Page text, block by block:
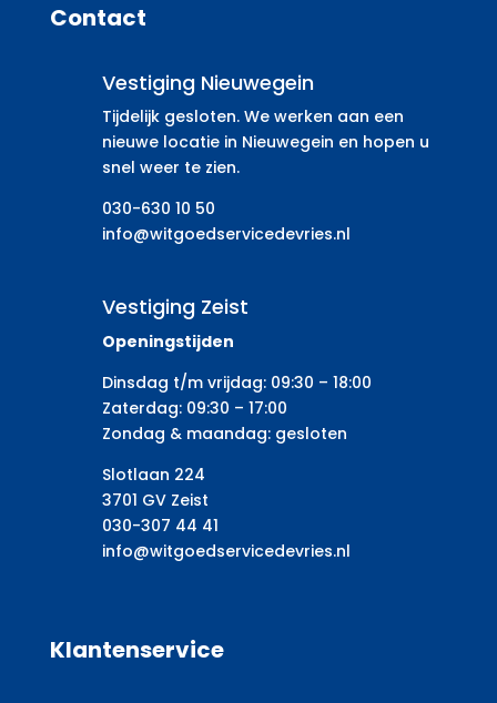
Contact
Vestiging Nieuwegein
Tijdelijk gesloten. We werken aan een
nieuwe locatie in Nieuwegein en hopen u
snel weer te zien.
030-630 10 50
info@witgoedservicedevries.nl
Vestiging Zeist
Openingstijden
Dinsdag t/m vrijdag: 09:30 – 18:00
Zaterdag: 09:30 – 17:00
Zondag & maandag: gesloten
Slotlaan 224
3701 GV Zeist
030-307 44 41
info@witgoedservicedevries.nl
Klantenservice